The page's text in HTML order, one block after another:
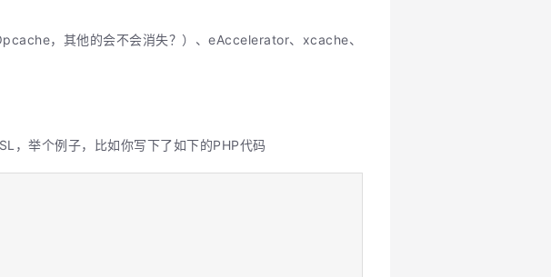
，其他的会不会消失？）、eAccelerator、xcache、
，举个例子，比如你写下了如下的PHP代码